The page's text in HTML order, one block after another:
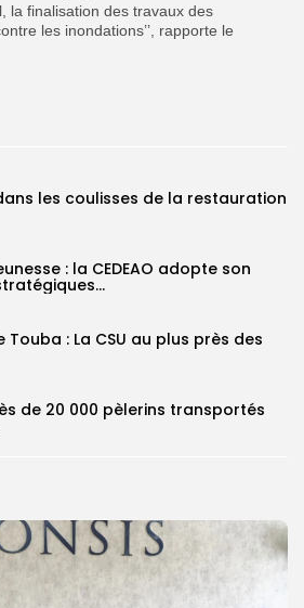
la finalisation des travaux des
les inondations’’, rapporte le
les coulisses de la restauration
: la CEDEAO adopte son
: La CSU au plus près des
de 20 000 pèlerins transportés